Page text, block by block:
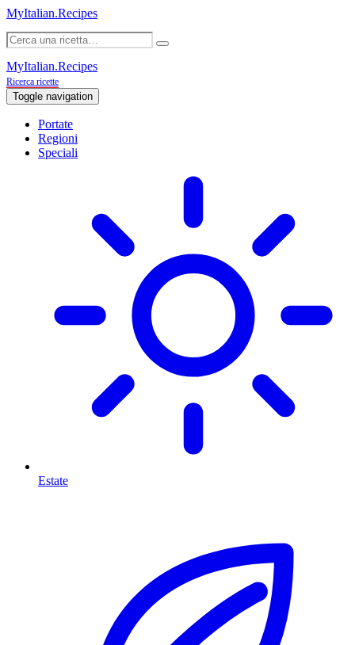
MyItalian.Recipes
MyItalian.Recipes
Ricerca ricette
Toggle navigation
Portate
Regioni
Speciali
Estate